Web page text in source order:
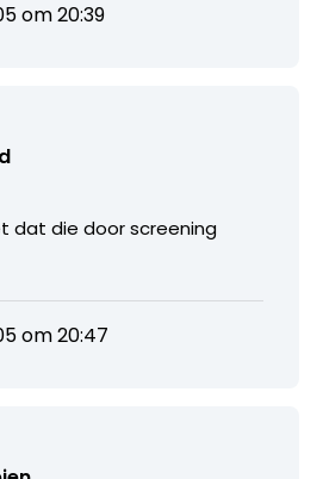
om 20:39
dat die door screening
om 20:47